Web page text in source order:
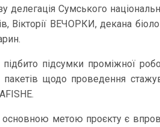
делегація Сумського
Вікторії ВЕЧОРКИ, декана
підбито підсумки проміжної
щодо проведення
метою проєкту є